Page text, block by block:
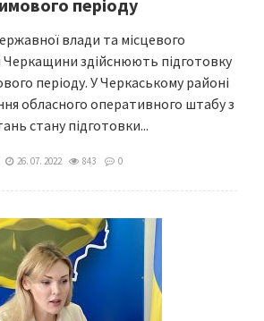
періоду
влади та місцевого
здійснюють підготовку
періоду. У Черкаському районі
обласного оперативного штабу з
стану підготовки...
26. 07. 2022 843 0